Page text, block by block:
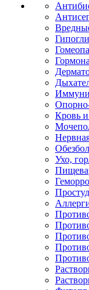
Кровь
Ухо,